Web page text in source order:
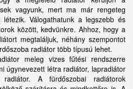
vagyunk, mert ma már rengeteg
Válogathatunk a legszebb és
között, kedvünkre. Ahhoz, hogy a
megtaláljuk, néhány szempontot
radiátor több típusú lehet.
meleg vizes fűtési rendszerre
úgynevezett létra radiátor, lapradiátor
A fürdőszobai radiátorok